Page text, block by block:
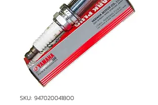
SKU: 947020041800